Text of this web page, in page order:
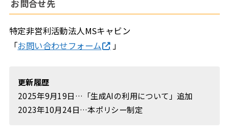
お問合せ先
特定非営利活動法人MSキャビン
「お問い合わせフォーム 」
更新履歴
2025年9月19日…「生成AIの利用について」追加
2023年10月24日…本ポリシー制定